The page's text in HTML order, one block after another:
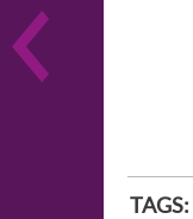
TAGS: